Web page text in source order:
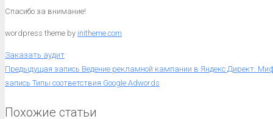
Спасибо за внимание!
wordpress theme by initheme.com
Заказать аудит
Предыдущая запись Ведение рекламной кампании в Яндекс Директ.
запись Типы соответствия Google Adwords
Похожие статьи